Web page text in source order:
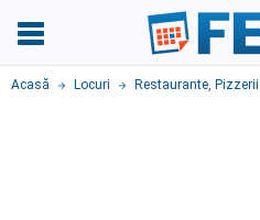
Acasă Locuri Restaurante, Pizzerii